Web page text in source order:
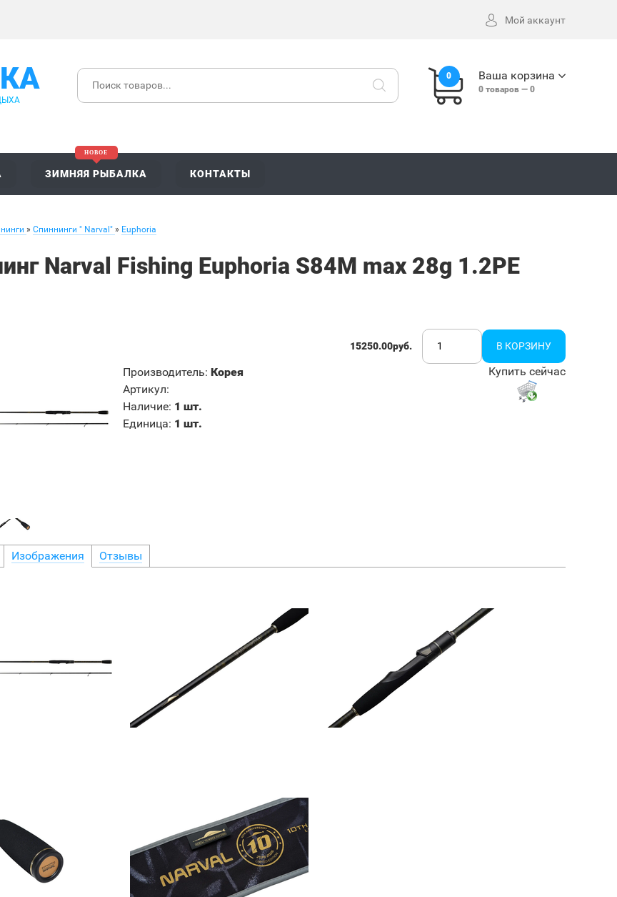
Мой аккаунт
0 Ваша корзина
0 товаров — 0
ЗИМНЯЯ РЫБАЛКА КОНТАКТЫ
» Спиннинги " Narval" » Euphoria
Narval Fishing Euphoria S84M max 28g 1.2PE
15250.00руб.
Производитель: Корея
Артикул:
Наличие: 1 шт.
Единица: 1 шт.
Купить сейчас
Изображения Отзывы